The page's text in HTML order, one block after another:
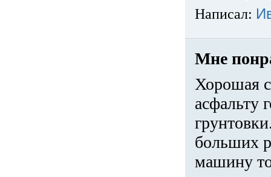
Написал:
Мне
Хорошая
асфальту
больших
машину